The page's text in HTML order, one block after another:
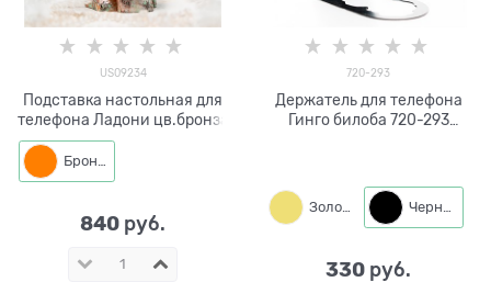
US09234
Подставка настольная для
телефона Ладони цв.бронза
Бронза
840 руб.
720-293
Держатель для телефона
Гинго билоба 720-293
Золото Черный
330 руб.